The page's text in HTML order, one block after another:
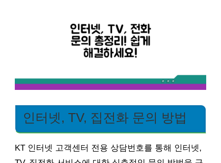
인터넷, TV, 집전화 문의 방법
KT 인터넷 고객센터 전용 상담번호를 통해 인터넷,